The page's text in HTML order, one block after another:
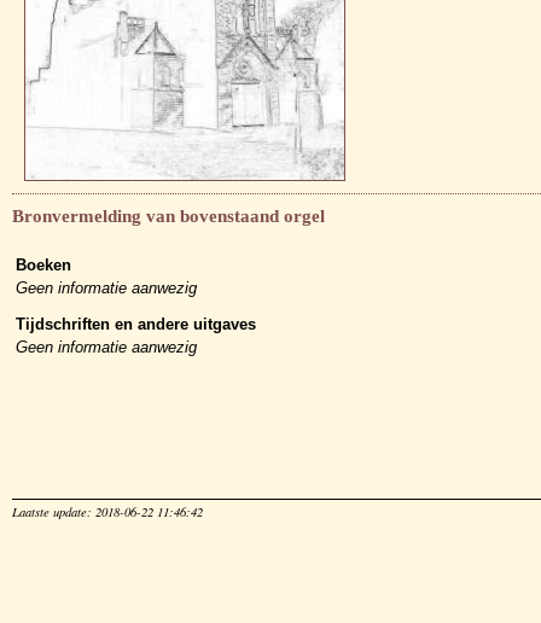
Bronvermelding van bovenstaand orgel
Boeken
Geen informatie aanwezig
Tijdschriften en andere uitgaves
Geen informatie aanwezig
Laatste update: 2018-06-22 11:46:42